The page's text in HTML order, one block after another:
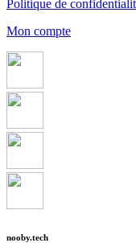
Politique de
Mon compte
nooby.tech